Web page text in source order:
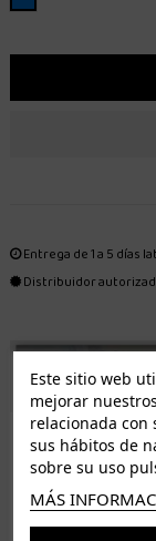
Entrega de 1 a 5 días
Distribuidor
ENVÍO
ISLAS CANARIAS
Tenerife 3.50€.
Resto de islas 5€.
Este sitio web
mejorar
relacionada con
sus hábitos de
sobre su uso
MÁS